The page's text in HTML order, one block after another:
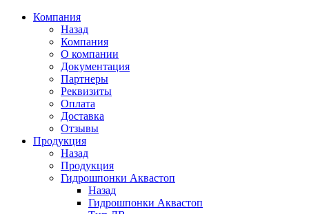
Компания
Назад
Компания
О компании
Документация
Партнеры
Реквизиты
Оплата
Доставка
Отзывы
Продукция
Назад
Продукция
Гидрошпонки Аквастоп
Назад
Гидрошпонки Аквастоп